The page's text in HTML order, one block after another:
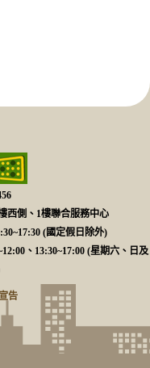
西側、1樓聯合服務中心
(國定假日除外)
、13:30~17:00 (星期六、日及
告